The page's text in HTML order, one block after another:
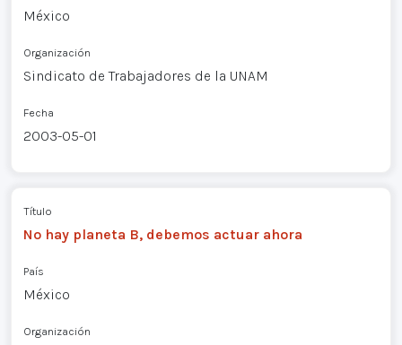
México
Organización
Sindicato de Trabajadores de la UNAM
Fecha
2003-05-01
Título
No hay planeta B, debemos actuar ahora
País
México
Organización